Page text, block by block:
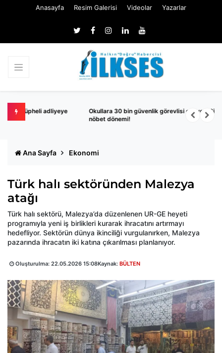
Anasayfa Resim Galerisi Videolar Yazarlar
Okullara 30 bin güvenlik görevlisi geliyor: Girişlerde dedektörlü
Ana Sayfa Ekonomi
Türk halı sektöründen Malezya
atağı
Türk halı sektörü, Malezya’da düzenlenen UR-GE heyeti
programıyla yeni iş birlikleri kurarak ihracatını artırmayı
hedefliyor. Sektörün dünya ikinciliği vurgulanırken, Malezya
pazarında ihracatın iki katına çıkarılması planlanıyor.
Oluşturulma: 22.05.2026 15:08Kaynak: BÜLTEN